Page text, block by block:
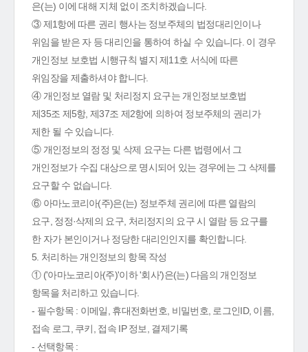
은(는) 이에 대해 지체 없이 조치하겠습니다.
③ 제1항에 따른 권리 행사는 정보주체의 법정대리인이나
위임을 받은 자 등 대리인을 통하여 하실 수 있습니다. 이 경우
개인정보 보호법 시행규칙 별지 제11호 서식에 따른
위임장을 제출하셔야 합니다.
④ 개인정보 열람 및 처리정지 요구는 개인정보보호법
제35조 제5항, 제37조 제2항에 의하여 정보주체의 권리가
제한 될 수 있습니다.
⑤ 개인정보의 정정 및 삭제 요구는 다른 법령에서 그
개인정보가 수집 대상으로 명시되어 있는 경우에는 그 삭제를
요구할 수 없습니다.
⑥ 아마노코리아(주)은(는) 정보주체 권리에 따른 열람의
요구, 정정·삭제의 요구, 처리정지의 요구 시 열람 등 요구를
한 자가 본인이거나 정당한 대리인인지를 확인합니다.
5. 처리하는 개인정보의 항목 작성
① ('아마노코리아(주)'이하 '회사')은(는) 다음의 개인정보
항목을 처리하고 있습니다.
- 필수항목 : 이메일, 휴대전화번호, 비밀번호, 로그인ID, 이름,
접속 로그, 쿠키, 접속 IP 정보, 결제기록
- 선택항목 :